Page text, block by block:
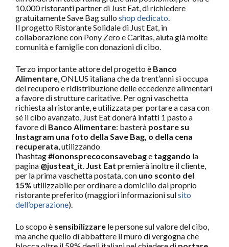
10.000 ristoranti partner di Just Eat, di richiedere
gratuitamente Save Bag sullo shop dedicato.
Il progetto Ristorante Solidale di Just Eat, in
collaborazione con Pony Zero e Caritas, aiuta già molte
comunità e famiglie con donazioni di cibo.
Terzo importante attore del progetto è Banco
Alimentare, ONLUS italiana che da trent’anni si occupa
del recupero e ridistribuzione delle eccedenze alimentari
a favore di strutture caritative. Per ogni vaschetta
richiesta al ristorante, e utilizzata per portare a casa con
sé il cibo avanzato, Just Eat donerà infatti 1 pasto a
favore di Banco Alimentare: basterà postare su
Instagram una foto della Save Bag, o della cena
recuperata, utilizzando
l’hashtag#iononsprecoconsavebage taggando la
pagina @justeat_it. Just Eat premierà inoltre il cliente,
per la prima vaschetta postata, con uno sconto del
15% utilizzabile per ordinare a domicilio dal proprio
ristorante preferito (maggiori informazioni sulsito
dell’operazione).
Lo scopo è sensibilizzare le persone sul valore del cibo,
ma anche quello di abbattere il muro di vergogna che